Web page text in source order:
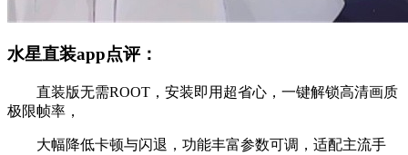
水星直装app点评：
直装版无需ROOT，安装即用超省心，一键解锁高清画质
极限帧率，
大幅降低卡顿与闪退，功能丰富参数可调，适配主流手